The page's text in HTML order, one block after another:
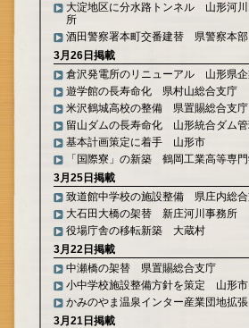
大淀地区に分水路トンネル 山形河川
所
酒田警察署本町交番建替 県警察本部
3月26日掲載
倉沢発電所のリニューアル 山形県企
遊学館の長寿命化 県村山総合支庁
米沢鶴城高校の整備 県置賜総合支庁
留山ダムの長寿命化 山形統合ダム
基本計画策定に着手 山形市
「国際寮」の新築 鶴岡工業高等専
3月25日掲載
致道館中学校の施設整備 県庄内総
大石田大橋の架替 新庄河川事務所
役場庁舎の移転新築 大蔵村
3月22日掲載
中瀬橋の架替 県置賜総合支庁
小中学校施設整備方針を策定 山形市
かみのやま温泉インター産業団地拡
3月21日掲載